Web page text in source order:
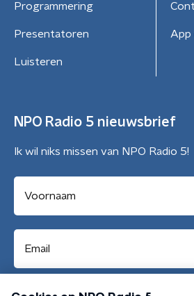
Programmering
Presentatoren
Luisteren
App
NPO Radio 5 nieuwsbrief
Ik wil niks missen van NPO Radio 5!